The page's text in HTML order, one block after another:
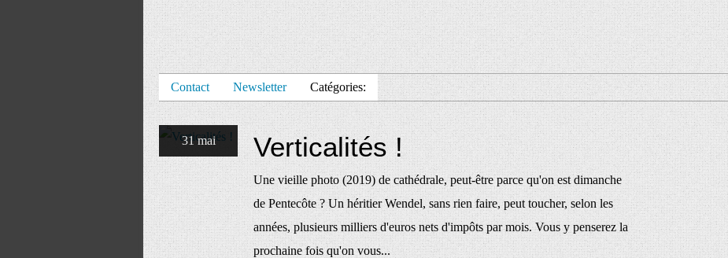
Contact Newsletter Catégories:
31 mai Verticalités !
Une vieille photo (2019) de cathédrale, peut-être parce qu'on est dimanche
de Pentecôte ? Un héritier Wendel, sans rien faire, peut toucher, selon les
années, plusieurs milliers d'euros nets d'impôts par mois. Vous y penserez la
prochaine fois qu'on vous...